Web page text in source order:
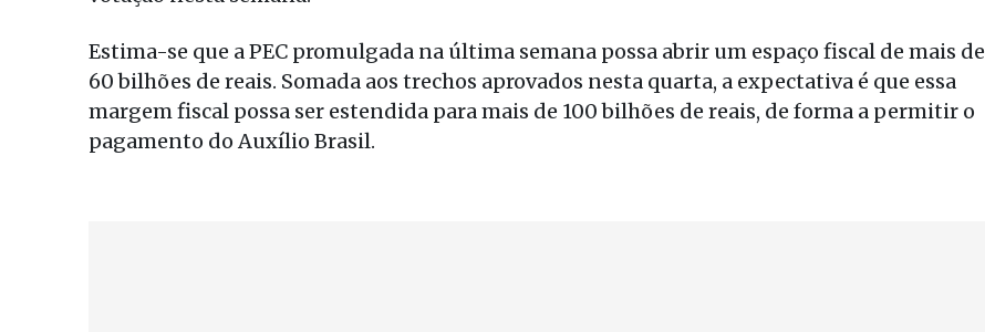
Estima-se que a PEC promulgada na última semana possa abrir um espaço fiscal de mais de
60 bilhões de reais. Somada aos trechos aprovados nesta quarta, a expectativa é que essa
margem fiscal possa ser estendida para mais de 100 bilhões de reais, de forma a permitir o
pagamento do Auxílio Brasil.